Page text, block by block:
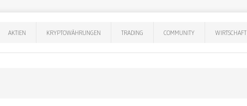
AKTIEN KRYPTOWÄHRUNGEN TRADING COMMUNITY WIRTSCHAFT